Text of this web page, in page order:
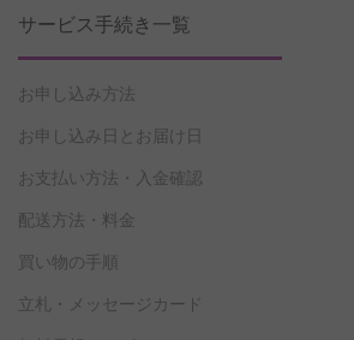
サービス手続き一覧
お申し込み方法
お申し込み日とお届け日
お支払い方法・入金確認
配送方法・料金
買い物の手順
立札・メッセージカード